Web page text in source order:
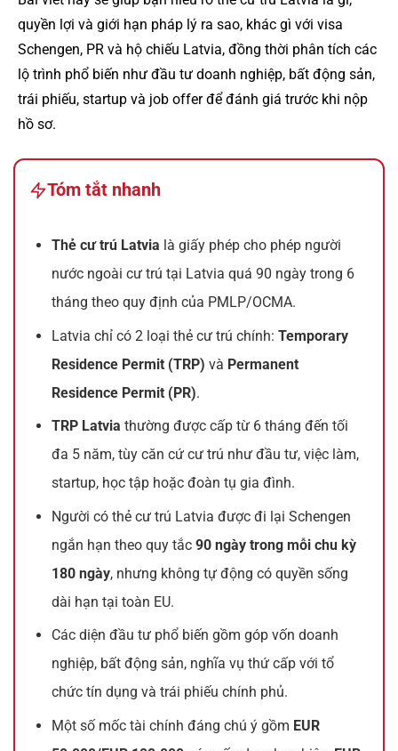
quyền lợi và giới hạn pháp lý ra sao, khác gì với visa
Schengen, PR và hộ chiếu Latvia, đồng thời phân tích các
lộ trình phổ biến như đầu tư doanh nghiệp, bất động sản,
trái phiếu, startup và job offer để đánh giá trước khi nộp
hồ sơ.
Tóm tắt nhanh
Thẻ cư trú Latvia là giấy phép cho phép người
nước ngoài cư trú tại Latvia quá 90 ngày trong 6
tháng theo quy định của PMLP/OCMA.
Latvia chỉ có 2 loại thẻ cư trú chính:Temporary
Residence Permit (TRP) và Permanent
Residence Permit (PR).
TRP Latvia thường được cấp từ 6 tháng đến tối
đa 5 năm, tùy căn cứ cư trú như đầu tư, việc làm,
startup, học tập hoặc đoàn tụ gia đình.
Người có thẻ cư trú Latvia được đi lại Schengen
ngắn hạn theo quy tắc90 ngày trong mỗi chu kỳ
180 ngày, nhưng không tự động có quyền sống
dài hạn tại toàn EU.
Các diện đầu tư phổ biến gồm góp vốn doanh
nghiệp, bất động sản, nghĩa vụ thứ cấp với tổ
chức tín dụng và trái phiếu chính phủ.
Một số mốc tài chính đáng chú ý gồm EUR